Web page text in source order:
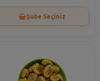
Şube Seçiniz